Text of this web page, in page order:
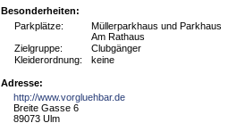
Besonderheiten:
Parkplätze:
Müllerparkhaus und Parkhaus
Am Rathaus
Zielgruppe:
Clubgänger
Kleiderordnung: keine
Adresse:
http://www.vorgluehbar.de
Breite Gasse 6
89073 Ulm